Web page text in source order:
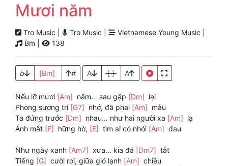
Mươi năm
Tro Music | Tro Music |
Vietnamese Young Music |
Bm |
138
b [Bm] # A [ ] A
Nếu lỡ mươi [Am] năm… sau gặp [Dm] lại
Phong sương trí [G7] nhớ, đã phai [Am] màu
Ta đứng trước [Dm] nhau… như hai người xa [Am] lạ
Ánh mắt [F] hững hờ, [E] tìm ai có nhói [Am] đau
Như ngày xanh [Am7] xưa… kia đã [Dm7] tắt
Tiếng [G] cười rơi, giữa gió lạnh [Am] chiều